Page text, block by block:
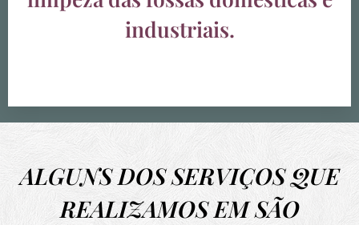
industriais.
ALGUNS DOS SERVIÇOS QUE
REALIZAMOS EM SÃO